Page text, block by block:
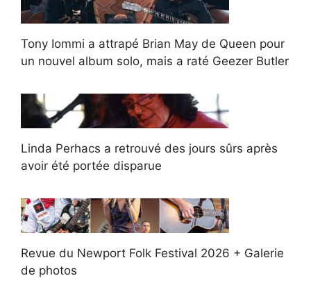
Tony Iommi a attrapé Brian May de Queen pour
un nouvel album solo, mais a raté Geezer Butler
Linda Perhacs a retrouvé des jours sûrs après
avoir été portée disparue
Revue du Newport Folk Festival 2026 + Galerie
de photos